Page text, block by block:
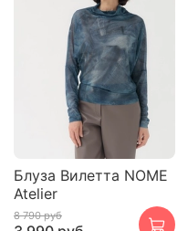
Блуза Вилетта NOME
Atelier
8 790 руб